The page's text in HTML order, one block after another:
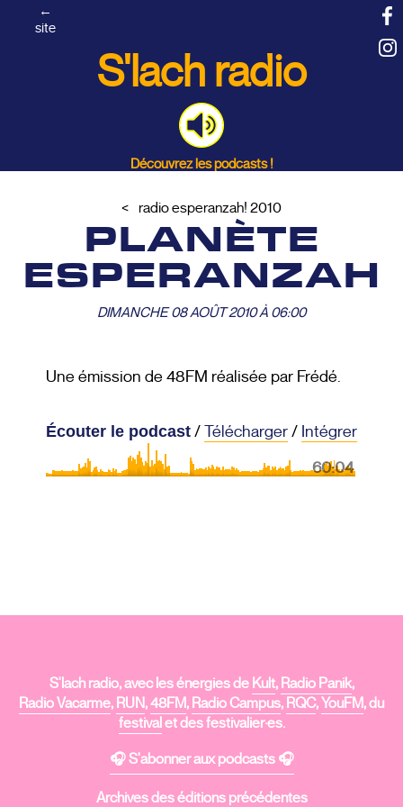
S'lach radio
Découvrez les podcasts !
←
site
radio esperanzah! 2010
PLANÈTE
ESPERANZAH
DIMANCHE 08 AOÛT 2010 À 06:00
Une émission de 48FM réalisée par Frédé.
Écouter le podcast /Télécharger/ Intégrer
60:04
S'lach radio, avec les énergies de Kult, Radio Panik,
Radio Vacarme, RUN,48FM, Radio Campus, RQC,YouFM, du
festivalet des festivalier·es.
🎧 S'abonner aux podcasts 🎧
Archives des éditions précédentes